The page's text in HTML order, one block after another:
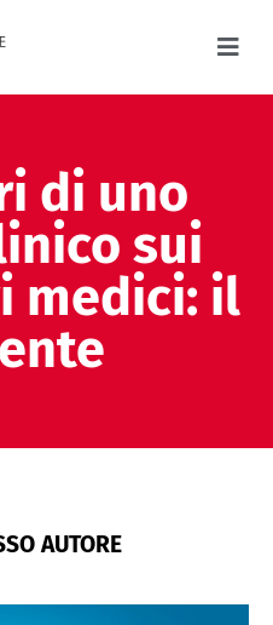
di uno
sui
medici: il
AUTORE